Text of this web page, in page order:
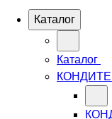
Каталог
Каталог